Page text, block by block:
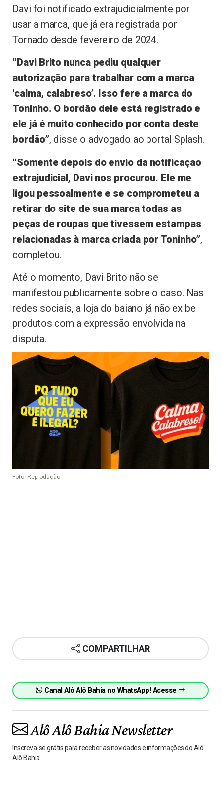
Davi foi notificado extrajudicialmente por
usar a marca, que já era registrada por
Tornado desde fevereiro de 2024.
“Davi Brito nunca pediu qualquer
autorização para trabalhar com a marca
‘calma, calabreso’. Isso fere a marca do
Toninho. O bordão dele está registrado e
ele já é muito conhecido por conta deste
bordão”, disse o advogado ao portal Splash.
“Somente depois do envio da notificação
extrajudicial, Davi nos procurou. Ele me
ligou pessoalmente e se comprometeu a
retirar do site de sua marca todas as
peças de roupas que tivessem estampas
relacionadas à marca criada por Toninho”,
completou.
Até o momento, Davi Brito não se
manifestou publicamente sobre o caso. Nas
redes sociais, a loja do baiano já não exibe
produtos com a expressão envolvida na
disputa.
Foto: Reprodução
COMPARTILHAR
Canal Alô Alô Bahia no WhatsApp! Acesse
Alô Alô Bahia Newsletter
Inscreva-se grátis para receber as novidades e informações do Alô
Alô Bahia